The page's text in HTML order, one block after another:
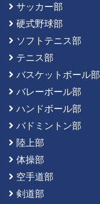
サッカー部
硬式野球部
ソフトテニス部
テニス部
バスケットボール部
バレーボール部
ハンドボール部
バドミントン部
陸上部
体操部
空手道部
剣道部